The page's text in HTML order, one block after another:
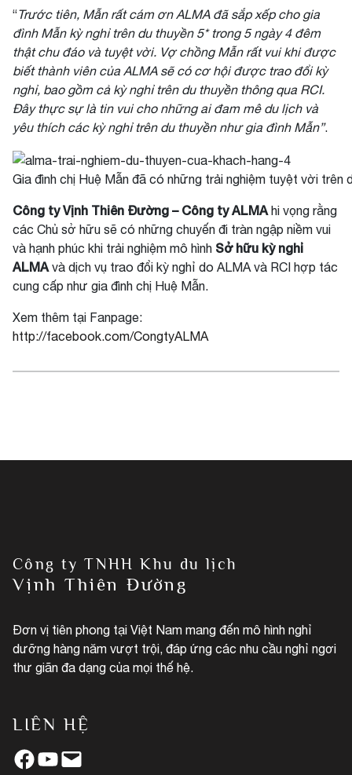
“Trước tiên, Mẫn rất cám ơn ALMA đã sắp xếp cho gia
đình Mẫn kỳ nghỉ trên du thuyền 5* trong 5 ngày 4 đêm
thật chu đáo và tuyệt vời. Vợ chồng Mẫn rất vui khi được
biết thành viên của ALMA sẽ có cơ hội được trao đổi kỳ
nghỉ, bao gồm cả kỳ nghỉ trên du thuyền thông qua RCI.
Đây thực sự là tin vui cho những ai đam mê du lịch và
yêu thích các kỳ nghỉ trên du thuyền như gia đình Mẫn”.
Gia đình chị Huệ Mẫn đã có những trải nghiệm tuyệt vời trên
Công ty Vịnh Thiên Đường – Công ty ALMA hi vọng rằng
các Chủ sở hữu sẽ có những chuyến đi tràn ngập niềm vui
và hạnh phúc khi trải nghiệm mô hình Sở hữu kỳ nghỉ
ALMA và dịch vụ trao đổi kỳ nghỉ do ALMA và RCI hợp tác
cung cấp như gia đình chị Huệ Mẫn.
Xem thêm tại Fanpage:
http://facebook.com/CongtyALMA
Công ty TNHH Khu du lịch
Vịnh Thiên Đường
Đơn vị tiên phong tại Việt Nam mang đến mô hình nghỉ
dưỡng hàng năm vượt trội, đáp ứng các nhu cầu nghỉ ngơi
thư giãn đa dạng của mọi thế hệ.
LIÊN HỆ
Facebook YouTube Mail